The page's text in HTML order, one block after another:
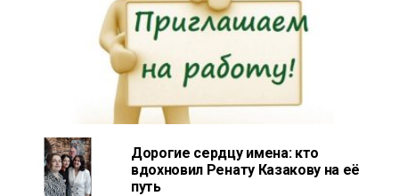
Дорогие сердцу имена: кто
вдохновил Ренату Казакову на её
путь